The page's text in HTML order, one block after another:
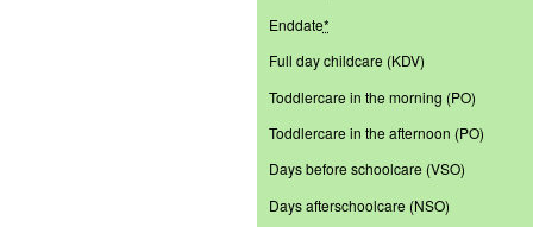
Enddate*
Full day childcare (KDV)
Toddlercare in the morning (PO)
Toddlercare in the afternoon (PO)
Days before schoolcare (VSO)
Days afterschoolcare (NSO)